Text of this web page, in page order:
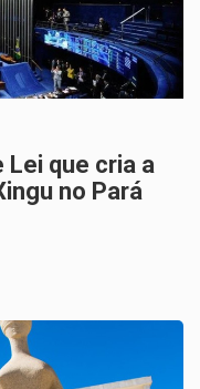
Lei que cria a
no Pará